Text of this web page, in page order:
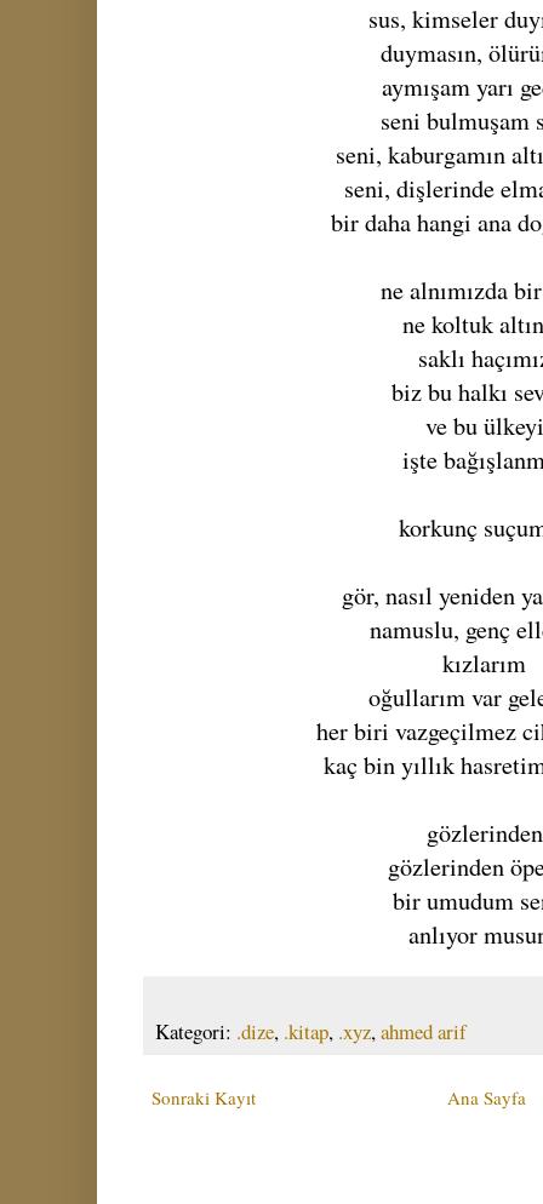
sus, kimseler
duymasın,
aymışam yarı
seni bulmuşam
seni, kaburgamın
seni, dişlerinde
bir daha hangi ana
ne alnımızda
ne koltuk
saklı
biz bu halkı
ve bu ülkeyi
işte
korkunç
gör, nasıl yeniden
namuslu, genç
kızlarım
oğullarım var
her biri vazgeçilmez
kaç bin yıllık
gözlerinden
gözlerinden
bir umudum
anlıyor
Kategori: .dize, .kitap, .xyz,ahmed arif
Sonraki Kayıt Ana Sayfa